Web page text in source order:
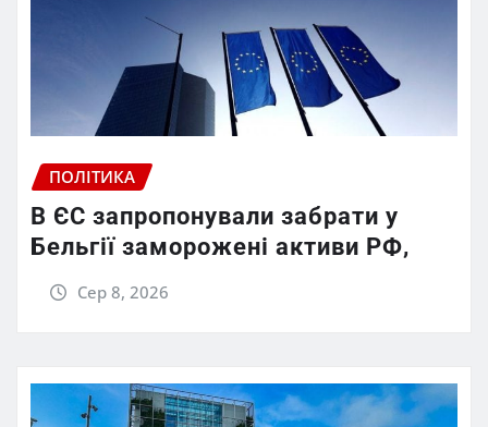
ПОЛІТИКА
В ЄС запропонували забрати у
Бельгії заморожені активи РФ,
Сер 8, 2026